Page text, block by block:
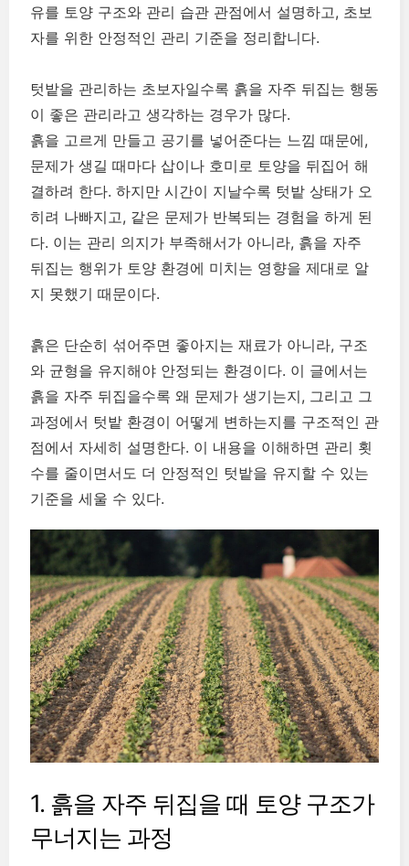
유를 토양 구조와 관리 습관 관점에서 설명하고, 초보
자를 위한 안정적인 관리 기준을 정리합니다.
텃밭을 관리하는 초보자일수록 흙을 자주 뒤집는 행동
이 좋은 관리라고 생각하는 경우가 많다.
흙을 고르게 만들고 공기를 넣어준다는 느낌 때문에,
문제가 생길 때마다 삽이나 호미로 토양을 뒤집어 해
결하려 한다. 하지만 시간이 지날수록 텃밭 상태가 오
히려 나빠지고, 같은 문제가 반복되는 경험을 하게 된
다. 이는 관리 의지가 부족해서가 아니라, 흙을 자주
뒤집는 행위가 토양 환경에 미치는 영향을 제대로 알
지 못했기 때문이다.
흙은 단순히 섞어주면 좋아지는 재료가 아니라, 구조
와 균형을 유지해야 안정되는 환경이다. 이 글에서는
흙을 자주 뒤집을수록 왜 문제가 생기는지, 그리고 그
과정에서 텃밭 환경이 어떻게 변하는지를 구조적인 관
점에서 자세히 설명한다. 이 내용을 이해하면 관리 횟
수를 줄이면서도 더 안정적인 텃밭을 유지할 수 있는
기준을 세울 수 있다.
1. 흙을 자주 뒤집을 때 토양 구조가
무너지는 과정